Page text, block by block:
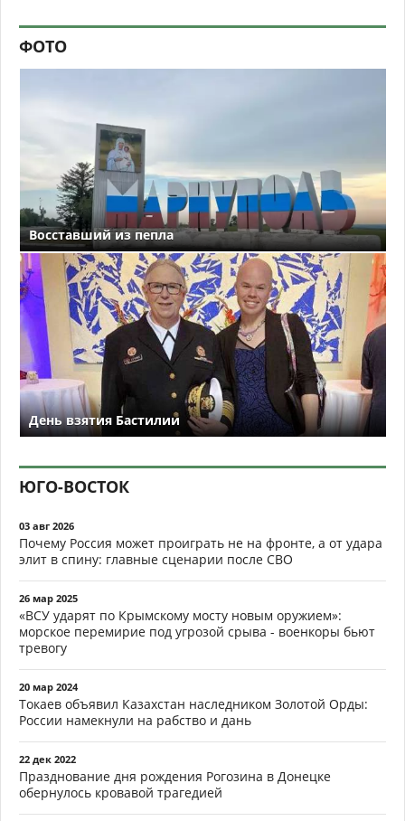
ФОТО
Восставший из пепла
День взятия Бастилии
ЮГО-ВОСТОК
03 авг 2026
Почему Россия может проиграть не на фронте, а от удара
элит в спину: главные сценарии после СВО
26 мар 2025
«ВСУ ударят по Крымскому мосту новым оружием»:
морское перемирие под угрозой срыва - военкоры бьют
тревогу
20 мар 2024
Токаев объявил Казахстан наследником Золотой Орды:
России намекнули на рабство и дань
22 дек 2022
Празднование дня рождения Рогозина в Донецке
обернулось кровавой трагедией